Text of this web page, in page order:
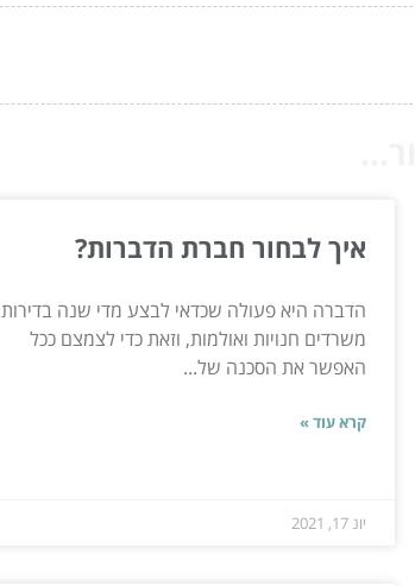
איך לבחור חברת הדברות?
הדברה היא פעולה שכדאי לבצע מדי שנה בדירות
משרדים חנויות ואולמות, וזאת כדי לצמצם ככל
האפשר את הסכנה של...
קרא עוד »
יונ 17, 2021